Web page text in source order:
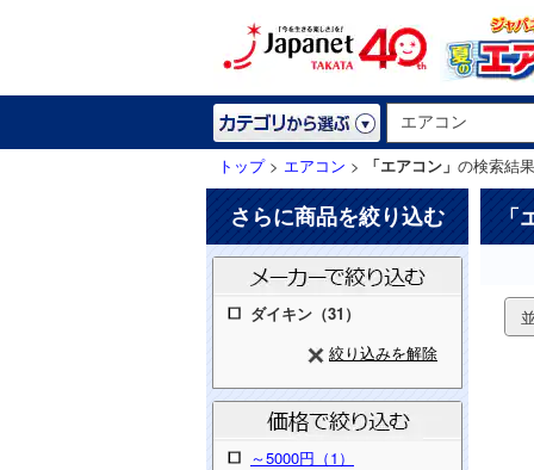
トップ> エアコン > 「エアコン」 の検索結果
さらに商品を絞り込む
ダイキン（31）
絞り込みを解除
～5000円（1）
「